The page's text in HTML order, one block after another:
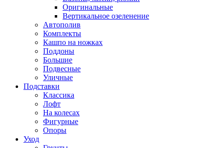
Оригинальные
Вертикальное озеленение
Автополив
Комплекты
Кашпо на ножках
Поддоны
Большие
Подвесные
Уличные
Подставки
Классика
Лофт
На колесах
Фигурные
Опоры
Уход